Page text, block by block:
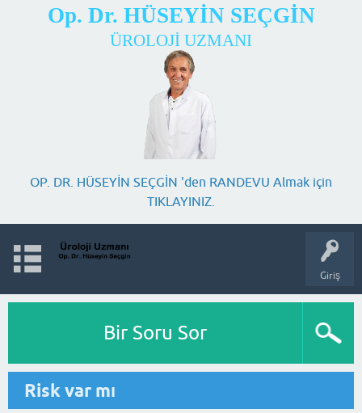
Op. Dr. HÜSEYİN SEÇGİN
ÜROLOJİ UZMANI
OP. DR. HÜSEYİN SEÇGİN 'den RANDEVU Almak için
TIKLAYINIZ.
Giriş
Bir Soru Sor
Risk var mı